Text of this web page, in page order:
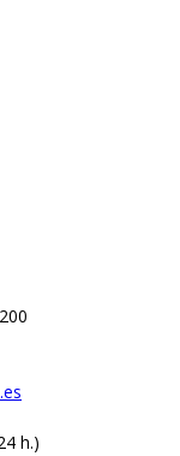
h.)